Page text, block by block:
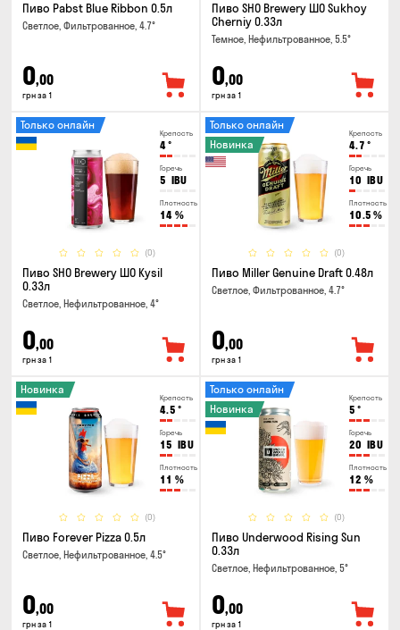
Пиво Pabst Blue Ribbon 0.5л
Светлое, Фильтрованное, 4.7°
0,00
грн за 1
Пиво SHO Brewery ШО Sukhoy
Cherniy 0.33л
Темное, Нефильтрованное, 5.5°
0,00
грн за 1
Крепость
4°
Горечь
5 IBU
Плотность
14 %
(0)
Только онлайн
Пиво SHO Brewery ШО Kysil
0.33л
Светлое, Нефильтрованное, 4°
0,00
грн за 1
Крепость
4.7 °
Горечь
10 IBU
Плотность
10.5 %
(0)
Только онлайн
Новинка
Пиво Miller Genuine Draft 0.48л
Светлое, Фильтрованное, 4.7°
0,00
грн за 1
Крепость
4.5 °
Горечь
15 IBU
Плотность
11 %
(0)
Новинка
Пиво Forever Pizza 0.5л
Светлое, Нефильтрованное, 4.5°
0,00
грн за 1
Крепость
5 °
Горечь
20 IBU
Плотность
12 %
(0)
Только онлайн
Новинка
Пиво Underwood Rising Sun
0.33л
Светлое, Нефильтрованное, 5°
0,00
грн за 1